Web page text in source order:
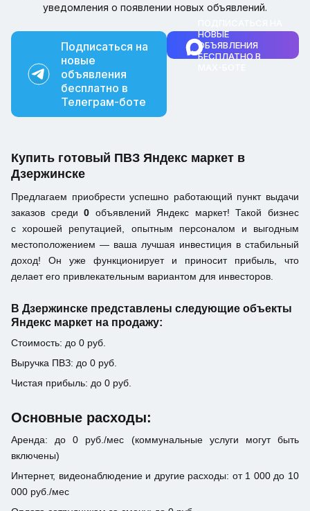
уведомления о появлении новых объявлений.
Подписаться на
новые
объявления
бесплатно в
Телеграм-боте
НОВЫЕ
ОБЪЯВЛЕНИЯ
БЕСПЛАТНО В
Купить готовый ПВЗ Яндекс маркет в
Дзержинске
Предлагаем приобрести успешно работающий пункт выдачи
заказов среди0 объявлений Яндекс маркет! Такой бизнес
с хорошей репутацией, опытным персоналом и выгодным
местоположением — ваша лучшая инвестиция в стабильный
доход! Он уже функционирует и приносит прибыль, что
делает его привлекательным вариантом для инвесторов.
В Дзержинске представлены следующие объекты
Яндекс маркет на продажу:
Стоимость: до 0 руб.
Выручка ПВЗ: до 0 руб.
Чистая прибыль: до 0 руб.
Основные расходы:
Аренда: до 0 руб./мес (коммунальные услуги могут быть
включены)
Интернет, видеонаблюдение и другие расходы: от 1 000 до 10
000 руб./мес